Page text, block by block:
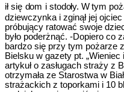
ił się dom i stodoły. Wtym
dziewczynka i zginął jej
próbujący ratować swoje
było poderżnąć. -Dopiero co
bardzo się przy tym pożarze
Bielsku w gazety pt.
artykuł o zasługach straży z
otrzymała ze Starostwa w
strażackich z toporkami i 10